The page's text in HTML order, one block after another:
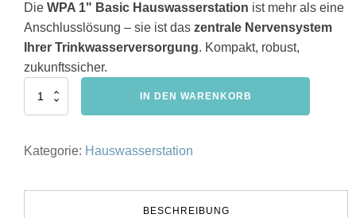
Die WPA 1" Basic Hauswasserstation ist mehr als eine
Anschlusslösung – sie ist das zentrale Nervensystem
Ihrer Trinkwasserversorgung. Kompakt, robust,
zukunftssicher.
HWS
1"
IN DEN WARENKORB
Kategorie: Hauswasserstation
BESCHREIBUNG